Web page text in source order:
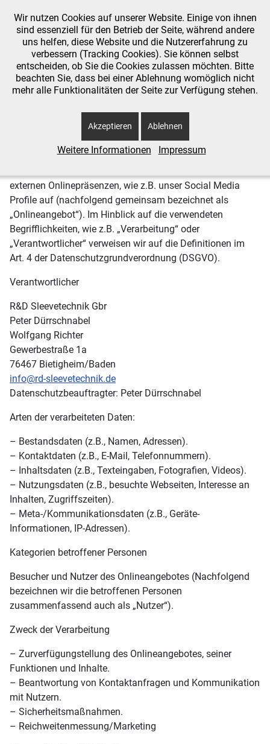
Aktuelle Seite: Startseite Homepage
Datenschutzerklärung
Diese Datenschutzerklärung klärt Sie über die Art, den
Umfang und Zweck der Verarbeitung von
personenbezogenen Daten (nachfolgend kurz „Daten“)
innerhalb unseres Onlineangebotes und der mit ihm
externen Onlinepräsenzen, wie z.B. unser Social Media
Profile auf (nachfolgend gemeinsam bezeichnet als
„Onlineangebot“). Im Hinblick auf die verwendeten
Begrifflichkeiten, wie z.B. „Verarbeitung“ oder
„Verantwortlicher“ verweisen wir auf die Definitionen im
Art. 4 der Datenschutzgrundverordnung (DSGVO).
Verantwortlicher
R&D Sleevetechnik Gbr
Peter Dürrschnabel
Wolfgang Richter
Gewerbestraße 1a
76467 Bietigheim/Baden
info@rd-sleevetechnik.de
Datenschutzbeauftragter: Peter Dürrschnabel
Arten der verarbeiteten Daten:
– Bestandsdaten (z.B., Namen, Adressen).
– Kontaktdaten (z.B., E-Mail, Telefonnummern).
– Inhaltsdaten (z.B., Texteingaben, Fotografien, Videos).
– Nutzungsdaten (z.B., besuchte Webseiten, Interesse an
Inhalten, Zugriffszeiten).
– Meta-/Kommunikationsdaten (z.B., Geräte-
Informationen, IP-Adressen).
Kategorien betroffener Personen
Besucher und Nutzer des Onlineangebotes (Nachfolgend
bezeichnen wir die betroffenen Personen
zusammenfassend auch als „Nutzer“).
Zweck der Verarbeitung
– Zurverfügungstellung des Onlineangebotes, seiner
Funktionen und Inhalte.
– Beantwortung von Kontaktanfragen und Kommunikation
mit Nutzern.
– Sicherheitsmaßnahmen.
– Reichweitenmessung/Marketing
Wir nutzen Cookies auf unserer Website. Einige von ihnen
sind essenziell für den Betrieb der Seite, während andere
uns helfen, diese Website und die Nutzererfahrung zu
verbessern (Tracking Cookies). Sie können selbst
entscheiden, ob Sie die Cookies zulassen möchten. Bitte
beachten Sie, dass bei einer Ablehnung womöglich nicht
mehr alle Funktionalitäten der Seite zur Verfügung stehen.
Akzeptieren Ablehnen
Weitere Informationen Impressum